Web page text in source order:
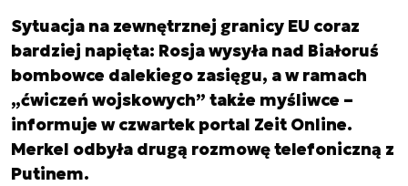
Sytuacja na zewnętrznej granicy EU coraz
bardziej napięta: Rosja wysyła nad Białoruś
bombowce dalekiego zasięgu, a w ramach
„ćwiczeń wojskowych” także myśliwce –
informuje w czwartek portal Zeit Online.
Merkel odbyła drugą rozmowę telefoniczną z
Putinem.